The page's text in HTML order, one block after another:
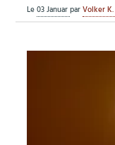
Le03 JanuarparVolker